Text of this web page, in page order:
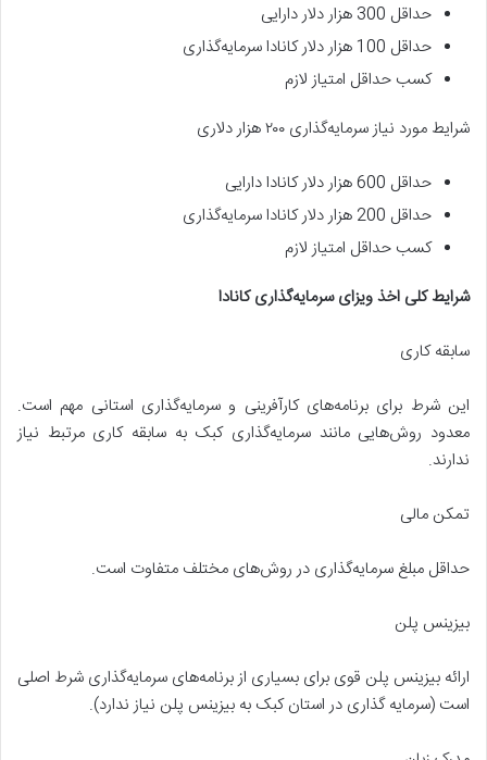
حداقل 300 هزار دلار دارایی
حداقل 100 هزار دلار کانادا سرمایه‌گذاری
کسب حداقل امتیاز لازم
شرایط مورد نیاز سرمایه‌گذاری ۲۰۰ هزار دلاری
حداقل 600 هزار دلار کانادا دارایی
حداقل 200 هزار دلار کانادا سرمایه‌گذاری
کسب حداقل امتیاز لازم
شرایط کلی اخذ ویزای سرمایه‌گذاری کانادا
سابقه کاری
این شرط برای برنامه‌های کارآفرینی و سرمایه‌گذاری استانی مهم‌ است.
معدود روش‌هایی مانند سرمایه‌گذاری کبک به سابقه کاری مرتبط نیاز
ندارند.
تمکن مالی
حداقل مبلغ سرمایه‌گذاری در روش‌های مختلف متفاوت است.
بیزینس پلن
ارائه بیزینس پلن قوی برای بسیاری از برنامه‌های سرمایه‌گذاری شرط اصلی
است (سرمایه گذاری در استان کبک به بیزینس پلن نیاز ندارد).